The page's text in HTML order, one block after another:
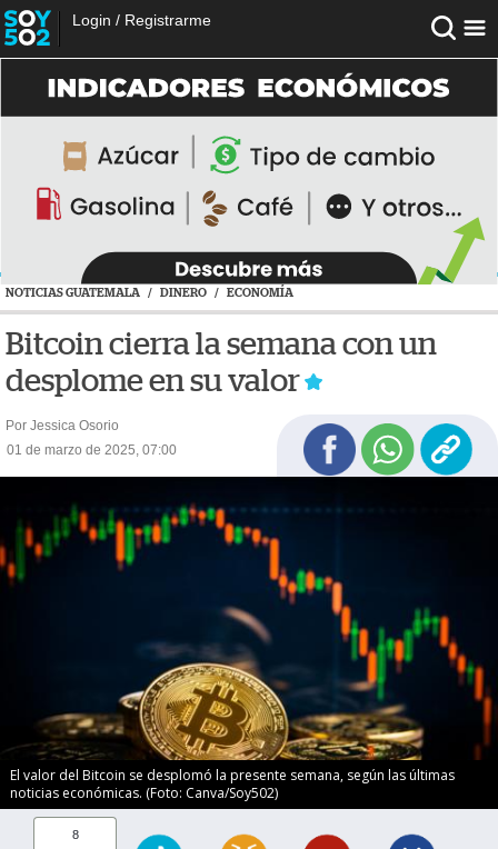
Login / Registrarme
NOTICIAS GUATEMALA / DINERO / ECONOMÍA
Bitcoin cierra la semana con un
desplome en su valor
Por Jessica Osorio
01 de marzo de 2025, 07:00
El valor del Bitcoin se desplomó la presente semana, según las últimas
noticias económicas. (Foto: Canva/Soy502)
8